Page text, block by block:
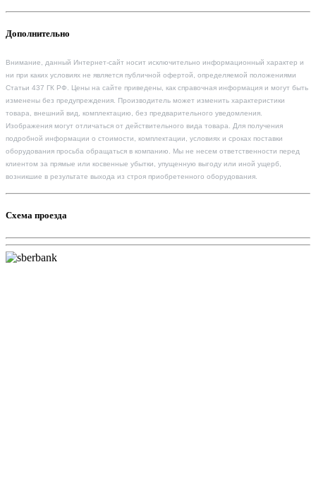
Дополнительно
Внимание, данный Интернет-сайт носит исключительно информационный характер и
ни при каких условиях не является публичной офертой, определяемой положениями
Статьи 437 ГК РФ. Цены на сайте приведены, как справочная информация и могут быть
изменены без предупреждения. Производитель может изменить характеристики
товара, внешний вид, комплектацию, без предварительного уведомления.
Изображения могут отличаться от действительного вида товара. Для получения
подробной информации о стоимости, комплектации, условиях и сроках поставки
оборудования просьба обращаться в компанию. Мы не несем ответственности перед
клиентом за прямые или косвенные убытки, упущенную выгоду или иной ущерб,
возникшие в результате выхода из строя приобретенного оборудования.
Схема проезда